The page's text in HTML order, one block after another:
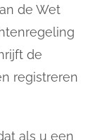
de Wet
de
registreren
als u een